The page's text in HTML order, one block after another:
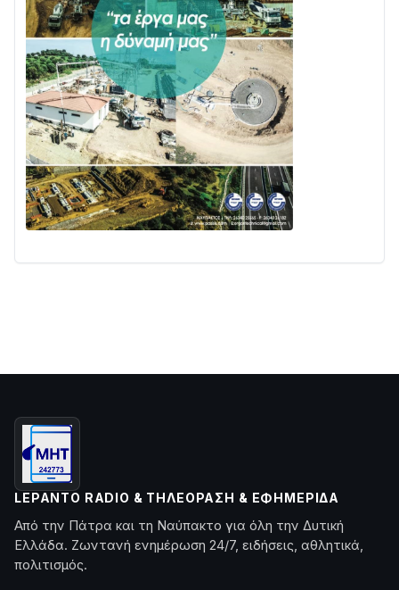
LEPANTO RADIO & ΤΗΛΕΌΡΑΣΗ & ΕΦΗΜΕΡΊΔΑ
Από την Πάτρα και τη Ναύπακτο για όλη την Δυτική
Ελλάδα. Ζωντανή ενημέρωση 24/7, ειδήσεις, αθλητικά,
πολιτισμός.